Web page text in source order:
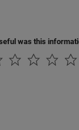
was this